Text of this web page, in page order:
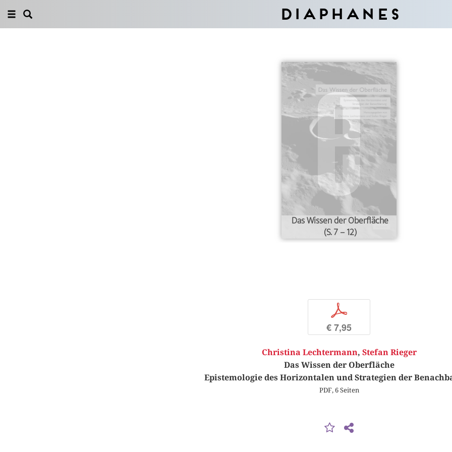
Diaphanes
Das Wissen der Oberfläche
(S. 7 – 12)
p
€ 7,95
Christina Lechtermann, Stefan Rieger
Das Wissen der Oberfläche
Epistemologie des Horizontalen und Strategien der
PDF, 6 Seiten